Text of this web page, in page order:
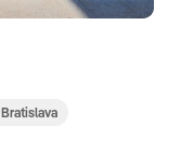
Bratislava